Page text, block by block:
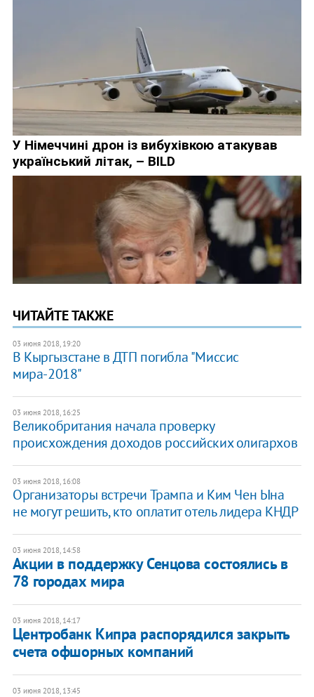
ЧИТАЙТЕ ТАКЖЕ
03 июня 2018, 19:20
В Кыргызстане в ДТП погибла "Миссис
мира-2018"
03 июня 2018, 16:25
Великобритания начала проверку
происхождения доходов российских олигархов
03 июня 2018, 16:08
Организаторы встречи Трампа и Ким Чен Ына
не могут решить, кто оплатит отель лидера КНДР
03 июня 2018, 14:58
Акции в поддержку Сенцова состоялись в
78 городах мира
03 июня 2018, 14:17
Центробанк Кипра распорядился закрыть
счета офшорных компаний
03 июня 2018, 13:45